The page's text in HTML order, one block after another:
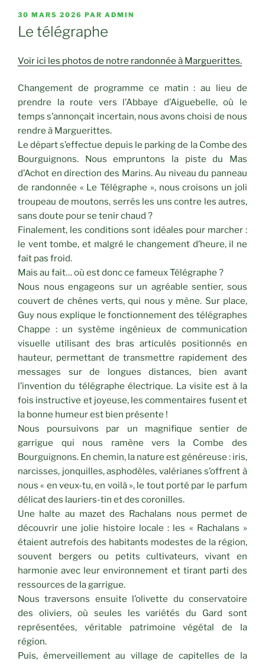
PUBLIÉ
LE
30 MARS 2026 PAR ADMIN
Le télégraphe
Voir ici les photos de notre randonnée à Marguerittes.
Changement de programme ce matin : au lieu de
prendre la route vers l’Abbaye d’Aiguebelle, où le
temps s’annonçait incertain, nous avons choisi de nous
rendre à Marguerittes.
Le départ s’effectue depuis le parking de la Combe des
Bourguignons. Nous empruntons la piste du Mas
d’Achot en direction des Marins. Au niveau du panneau
de randonnée « Le Télégraphe », nous croisons un joli
troupeau de moutons, serrés les uns contre les autres,
sans doute pour se tenir chaud ?
Finalement, les conditions sont idéales pour marcher :
le vent tombe, et malgré le changement d’heure, il ne
fait pas froid.
Mais au fait… où est donc ce fameux Télégraphe ?
Nous nous engageons sur un agréable sentier, sous
couvert de chênes verts, qui nous y mène. Sur place,
Guy nous explique le fonctionnement des télégraphes
Chappe : un système ingénieux de communication
visuelle utilisant des bras articulés positionnés en
hauteur, permettant de transmettre rapidement des
messages sur de longues distances, bien avant
l’invention du télégraphe électrique. La visite est à la
fois instructive et joyeuse, les commentaires fusent et
la bonne humeur est bien présente !
Nous poursuivons par un magnifique sentier de
garrigue qui nous ramène vers la Combe des
Bourguignons. En chemin, la nature est généreuse : iris,
narcisses, jonquilles, asphodèles, valérianes s’offrent à
nous « en veux-tu, en voilà », le tout porté par le parfum
délicat des lauriers-tin et des coronilles.
Une halte au mazet des Rachalans nous permet de
découvrir une jolie histoire locale : les « Rachalans »
étaient autrefois des habitants modestes de la région,
souvent bergers ou petits cultivateurs, vivant en
harmonie avec leur environnement et tirant parti des
ressources de la garrigue.
Nous traversons ensuite l’olivette du conservatoire
des oliviers, où seules les variétés du Gard sont
représentées, véritable patrimoine végétal de la
région.
Puis, émerveillement au village de capitelles de la